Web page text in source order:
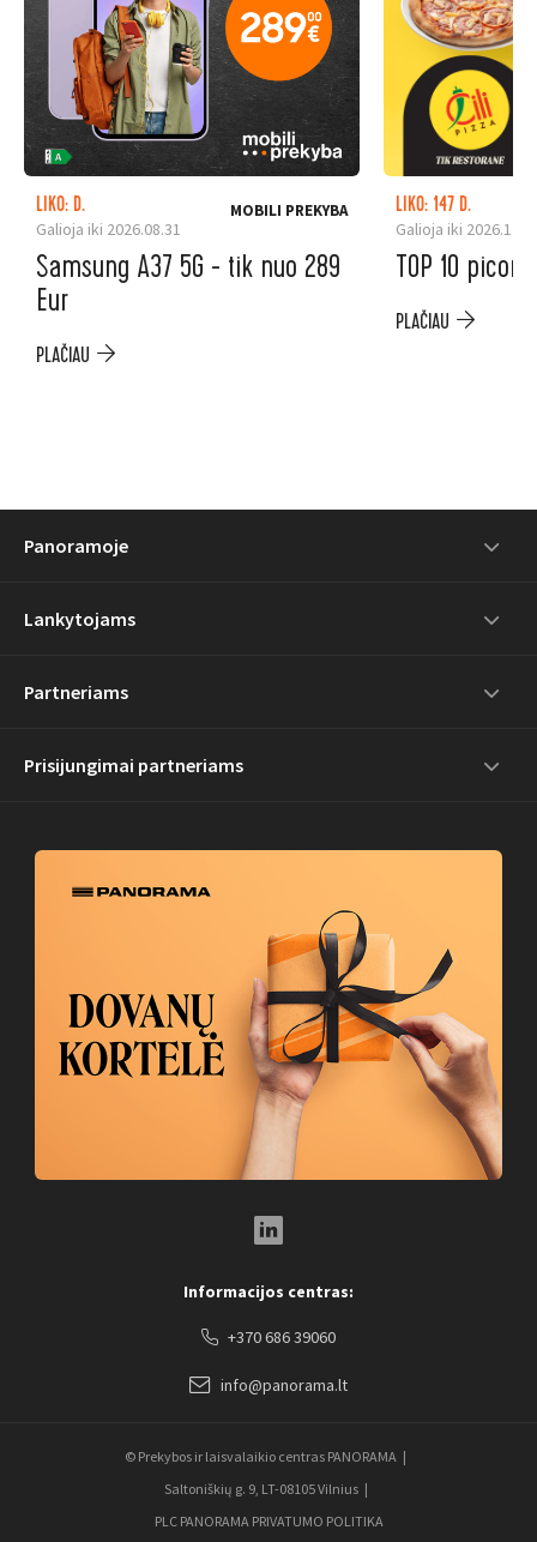
LIKO: D.
Galioja iki 2026.08.31
MOBILI PREKYBA
Samsung A37 5G - tik nuo 289
Eur
PLAČIAU
LIKO: 147 D.
Galioja iki
TOP 10
PLAČIAU
Panoramoje
Lankytojams
Partneriams
Prisijungimai partneriams
Informacijos centras:
+370 686 39060
info@panorama.lt
© Prekybos ir laisvalaikio centras PANORAMA
Saltoniškių g. 9, LT-08105 Vilnius
PLC PANORAMA PRIVATUMO POLITIKA